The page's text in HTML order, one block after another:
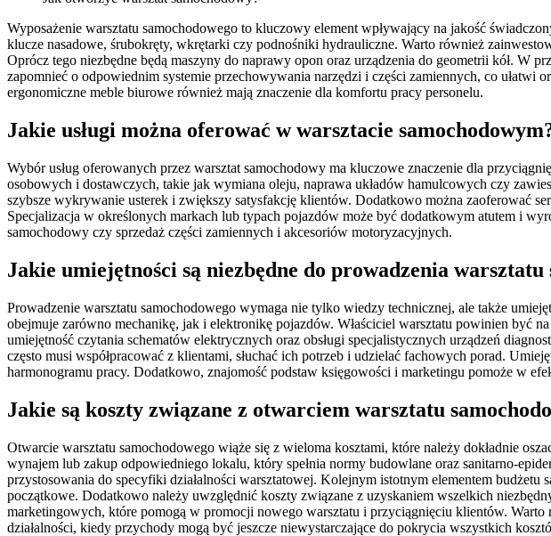
Wyposażenie warsztatu samochodowego to kluczowy element wpływający na jakość
klucze nasadowe, śrubokręty, wkrętarki czy podnośniki hydrauliczne. Warto również
Oprócz tego niezbędne będą maszyny do naprawy opon oraz urządzenia do geometrii kół. W
zapomnieć o odpowiednim systemie przechowywania narzędzi i części zamiennych, co
ergonomiczne meble biurowe również mają znaczenie dla komfortu pracy personelu.
Jakie usługi można oferować w warsztacie
Wybór usług oferowanych przez warsztat samochodowy ma kluczowe znaczenie dla
osobowych i dostawczych, takie jak wymiana oleju, naprawa układów hamulcowych czy
szybsze wykrywanie usterek i zwiększy satysfakcję klientów. Dodatkowo można zaoferować
Specjalizacja w określonych markach lub typach pojazdów może być dodatkowym atutem i
samochodowy czy sprzedaż części zamiennych i akcesoriów motoryzacyjnych.
Jakie umiejętności są niezbędne do prowadzenia warsztatu
Prowadzenie warsztatu samochodowego wymaga nie tylko wiedzy technicznej, ale także
obejmuje zarówno mechanikę, jak i elektronikę pojazdów. Właściciel warsztatu powinien być
umiejętność czytania schematów elektrycznych oraz obsługi specjalistycznych urządzeń
często musi współpracować z klientami, słuchać ich potrzeb i udzielać fachowych porad.
harmonogramu pracy. Dodatkowo, znajomość podstaw księgowości i marketingu pomoże w
Jakie są koszty związane z otwarciem warsztatu
Otwarcie warsztatu samochodowego wiąże się z wieloma kosztami, które należy dokładnie
wynajem lub zakup odpowiedniego lokalu, który spełnia normy budowlane oraz sanitarno-
przystosowania do specyfiki działalności warsztatowej. Kolejnym istotnym elementem
początkowe. Dodatkowo należy uwzględnić koszty związane z uzyskaniem wszelkich
marketingowych, które pomogą w promocji nowego warsztatu i przyciągnięciu klientów.
działalności, kiedy przychody mogą być jeszcze niewystarczające do pokrycia wszystkich